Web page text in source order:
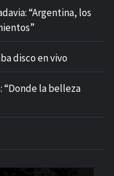
“Argentina, los
disco en vivo
“Donde la belleza